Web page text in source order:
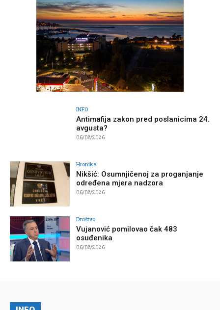
INFO
Antimafija zakon pred poslanicima 24.
avgusta?
06/08/2026
Hronika
Nikšić: Osumnjičenoj za proganjanje
određena mjera nadzora
06/08/2026
Društvo
Vujanović pomilovao čak 483
osuđenika
06/08/2026